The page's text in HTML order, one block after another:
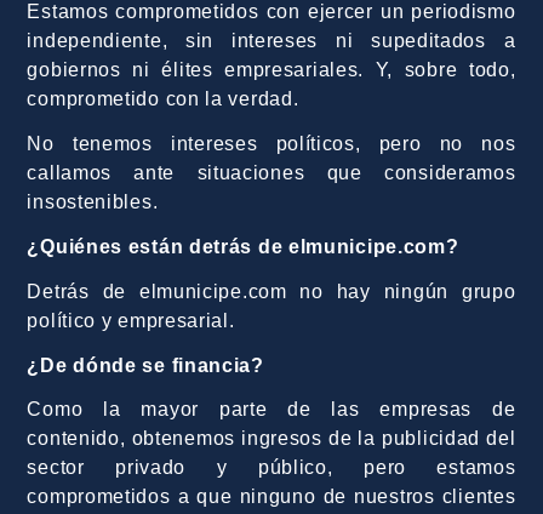
Estamos comprometidos con ejercer un periodismo
independiente, sin intereses ni supeditados a
gobiernos ni élites empresariales. Y, sobre todo,
comprometido con la verdad.
No tenemos intereses políticos, pero no nos
callamos ante situaciones que consideramos
insostenibles.
¿Quiénes están detrás de elmunicipe.com?
Detrás de elmunicipe.com no hay ningún grupo
político y empresarial.
¿De dónde se financia?
Como la mayor parte de las empresas de
contenido, obtenemos ingresos de la publicidad del
sector privado y público, pero estamos
comprometidos a que ninguno de nuestros clientes